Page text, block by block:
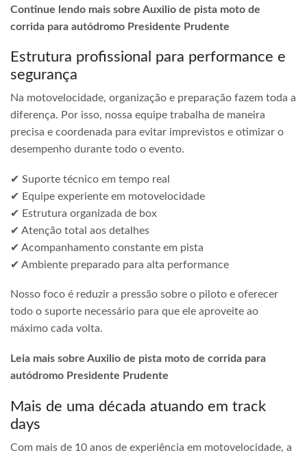
Continue lendo mais sobre Auxilio de pista moto de
corrida para autódromo Presidente Prudente
Estrutura profissional para performance e
segurança
Na motovelocidade, organização e preparação fazem toda a
diferença. Por isso, nossa equipe trabalha de maneira
precisa e coordenada para evitar imprevistos e otimizar o
desempenho durante todo o evento.
✔ Suporte técnico em tempo real
✔ Equipe experiente em motovelocidade
✔ Estrutura organizada de box
✔ Atenção total aos detalhes
✔ Acompanhamento constante em pista
✔ Ambiente preparado para alta performance
Nosso foco é reduzir a pressão sobre o piloto e oferecer
todo o suporte necessário para que ele aproveite ao
máximo cada volta.
Leia mais sobre Auxilio de pista moto de corrida para
autódromo Presidente Prudente
Mais de uma década atuando em track
days
Com mais de 10 anos de experiência em motovelocidade, a